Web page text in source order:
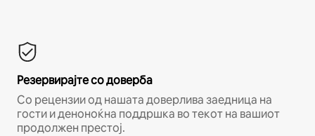
Резервирајте со доверба
Со рецензии од нашата доверлива заедница на
гости и деноноќна поддршка во текот на вашиот
продолжен престој.